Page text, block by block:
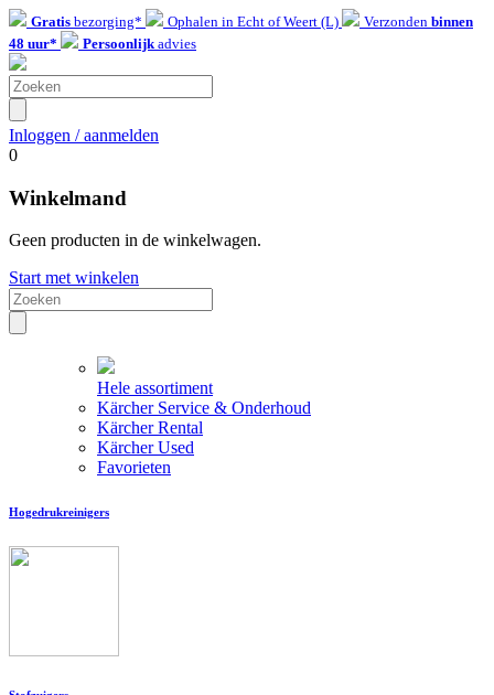
Gratis bezorging* Ophalen in Echt of Weert (L) Verzonden binnen
48 uur*
Persoonlijkadvies
Inloggen / aanmelden
0
Winkelmand
Geen producten in de winkelwagen.
Start met winkelen
Hele assortiment
Kärcher Service & Onderhoud
Kärcher Rental
Kärcher Used
Favorieten
Hogedrukreinigers